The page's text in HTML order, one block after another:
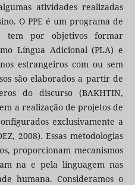
atividades realizadas
O PPE é um programa de
tem por objetivos formar
Língua Adicional (PLA) e
estrangeiros com ou sem
são elaborados a partir de
do discurso (BAKHTIN,
a realização de projetos de
exclusivamente a
2008). Essas metodologias
proporcionam mecanismos
na e pela linguagem nas
humana. Consideramos o